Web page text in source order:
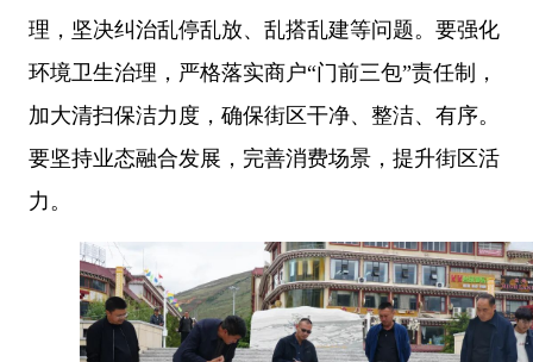
理，坚决纠治乱停乱放、乱搭乱建等问题。要强化
环境卫生治理，严格落实商户“门前三包”责任制，
加大清扫保洁力度，确保街区干净、整洁、有序。
要坚持业态融合发展，完善消费场景，提升街区活
力。